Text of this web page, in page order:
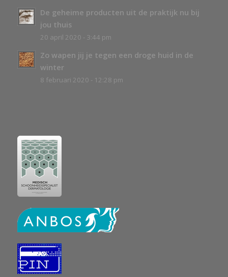
De geheime producten uit de praktijk nu bij
jou thuis
20 april 2020 - 3:44 pm
Zo wapen jij je tegen een droge huid in de
winter
8 februari 2020 - 12:28 pm